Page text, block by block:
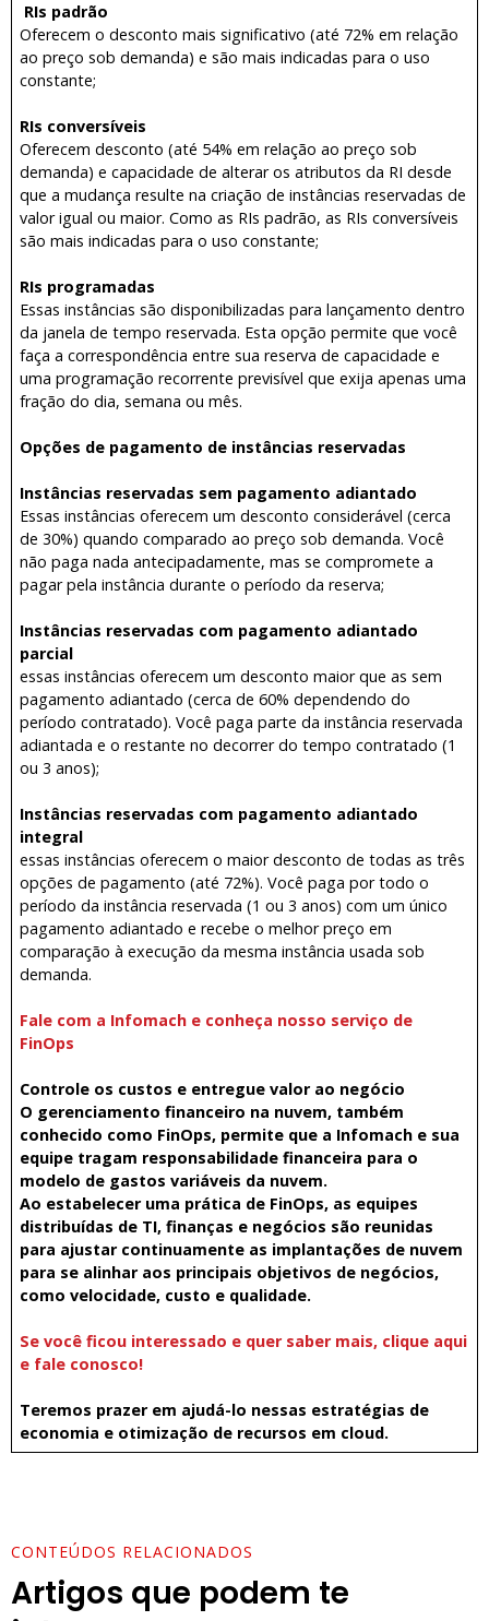
RIs padrão
Oferecem o desconto mais significativo (até 72% em relação
ao preço sob demanda) e são mais indicadas para o uso
constante;
RIs conversíveis
Oferecem desconto (até 54% em relação ao preço sob
demanda) e capacidade de alterar os atributos da RI desde
que a mudança resulte na criação de instâncias reservadas de
valor igual ou maior. Como as RIs padrão, as RIs conversíveis
são mais indicadas para o uso constante;
RIs programadas
Essas instâncias são disponibilizadas para lançamento dentro
da janela de tempo reservada. Esta opção permite que você
faça a correspondência entre sua reserva de capacidade e
uma programação recorrente previsível que exija apenas uma
fração do dia, semana ou mês.
Opções de pagamento de instâncias reservadas
Instâncias reservadas sem pagamento adiantado
Essas instâncias oferecem um desconto considerável (cerca
de 30%) quando comparado ao preço sob demanda. Você
não paga nada antecipadamente, mas se compromete a
pagar pela instância durante o período da reserva;
Instâncias reservadas com pagamento adiantado
parcial
essas instâncias oferecem um desconto maior que as sem
pagamento adiantado (cerca de 60% dependendo do
período contratado). Você paga parte da instância reservada
adiantada e o restante no decorrer do tempo contratado (1
ou 3 anos);
Instâncias reservadas com pagamento adiantado
integral
essas instâncias oferecem o maior desconto de todas as três
opções de pagamento (até 72%). Você paga por todo o
período da instância reservada (1 ou 3 anos) com um único
pagamento adiantado e recebe o melhor preço em
comparação à execução da mesma instância usada sob
demanda.
Fale com a Infomach e conheça nosso serviço de
FinOps
Controle os custos e entregue valor ao negócio
O gerenciamento financeiro na nuvem, também
conhecido como FinOps, permite que a Infomach e sua
equipe tragam responsabilidade financeira para o
modelo de gastos variáveis ​​da nuvem.
Ao estabelecer uma prática de FinOps, as equipes
distribuídas de TI, finanças e negócios são reunidas
para ajustar continuamente as implantações de nuvem
para se alinhar aos principais objetivos de negócios,
como velocidade, custo e qualidade.
Se você ficou interessado e quer saber mais, clique aqui
e fale conosco!
Teremos prazer em ajudá-lo nessas estratégias de
economia e otimização de recursos em cloud.
CONTEÚDOS RELACIONADOS
Artigos que podem te